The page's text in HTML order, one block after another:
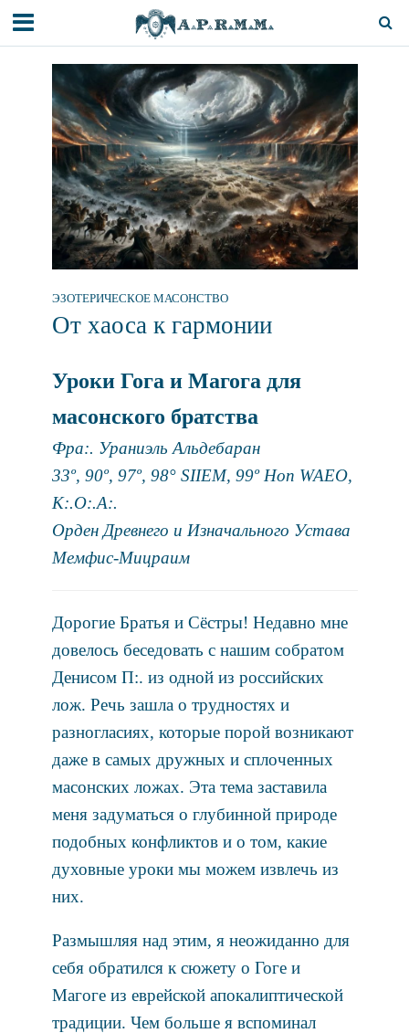
ЭЗОТЕРИЧЕСКОЕ МАСОНСТВО
От хаоса к гармонии
Уроки Гога и Магога для
масонского братства
Фра:. Ураниэль Альдебаран
33º, 90º, 97º, 98° SIIEM, 99º Hon WAEO,
K:.O:.A:.
Орден Древнего и Изначального Устава
Мемфис-Мицраим
Дорогие Братья и Сёстры! Недавно мне
довелось беседовать с нашим собратом
Денисом П:. из одной из российских
лож. Речь зашла о трудностях и
разногласиях, которые порой возникают
даже в самых дружных и сплоченных
масонских ложах. Эта тема заставила
меня задуматься о глубинной природе
подобных конфликтов и о том, какие
духовные уроки мы можем извлечь из
них.
Размышляя над этим, я неожиданно для
себя обратился к сюжету о Гоге и
Магоге из еврейской апокалиптической
традиции. Чем больше я вспоминал